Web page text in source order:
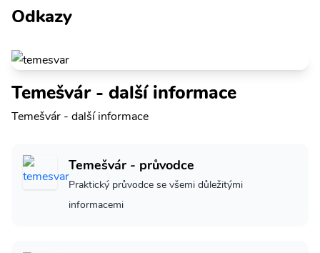
Odkazy
Temešvár - další informace
Temešvár - další informace
Temešvár - průvodce
Praktický průvodce se všemi důležitými
informacemi